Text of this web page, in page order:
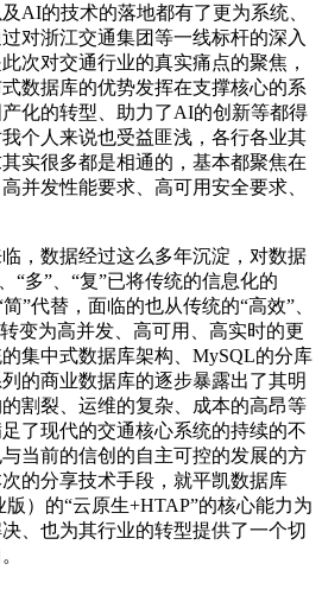
AI的技术的落地都有了更为系统、
对浙江交通集团等一线标杆的深入
次对交通行业的真实痛点的聚焦，
数据库的优势发挥在支撑核心的系
化的转型、助力了AI的创新等都得
个人来说也受益匪浅，各行各业其
实很多都是相通的，基本都聚焦在
并发性能要求、高可用安全要求、
，数据经过这么多年沉淀，对数据
“多”、“复”已将传统的信息化的
”代替，面临的也从传统的“高效”、
变为高并发、高可用、高实时的更
集中式数据库架构、MySQL的分库
的商业数据库的逐步暴露出了其明
割裂、运维的复杂、成本的高昂等
了现代的交通核心系统的持续的不
当前的信创的自主可控的发展的方
的分享技术手段，就平凯数据库
版）的“云原生+HTAP”的核心能力为
、也为其行业的转型提供了一个切